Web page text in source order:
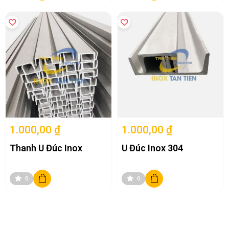
1.1. Quy trình sản xuất thanh U đúc nguyên khối
Dây chuyền chế tạo thanh U đúc công nghệ cao trải qua các công
đoạn kỹ thuật khắt khe:
Luyện phôi & Nung nóng:Nguyên liệu thép không gỉ (201,
304, 316) được nấu chảy trong lò điện hồ quang, đúc thành
phôi thép đặc. Phôi được nung nóng tới nhiệt độ cán định hình
(1150 - 1250 độ C).
Cán thô & Cán tinh hình chữ U:
cụm trục cán nhấp nhổm với các rãnh khuôn định hình U. Áp
lực cán cực lớn nén chặt các hạt tinh thể kim loại, tạo góc nách
giữa bụng và cánh dầy dặn liền khối.
Nắn thẳng & Cắt đoạn tiêu chuẩn:Thanh U sau khi cán nóng
mét.
Xử lý bề mặt (Pickling & Passivation):Ngâm tẩy rửa bề mặt
1.000,00 ₫
Thanh U Đúc Inox
0
1.000,00 ₫
U Đúc Inox 304
0